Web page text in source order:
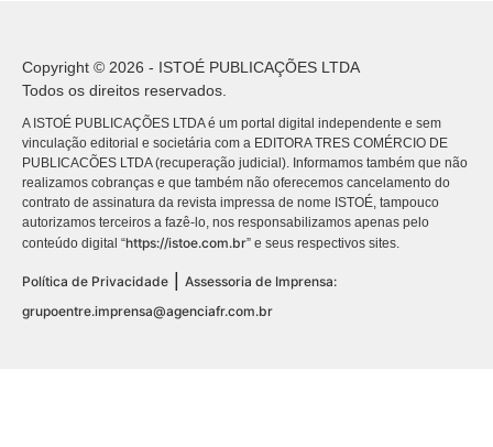
Copyright © 2026 - ISTOÉ PUBLICAÇÕES LTDA
Todos os direitos reservados.
A ISTOÉ PUBLICAÇÕES LTDA é um portal digital independente e sem
vinculação editorial e societária com a EDITORA TRES COMÉRCIO DE
PUBLICACÕES LTDA (recuperação judicial). Informamos também que não
realizamos cobranças e que também não oferecemos cancelamento do
contrato de assinatura da revista impressa de nome ISTOÉ, tampouco
autorizamos terceiros a fazê-lo, nos responsabilizamos apenas pelo
conteúdo digital “https://istoe.com.br” e seus respectivos sites.
Política de Privacidade
Assessoria de Imprensa:
grupoentre.imprensa@agenciafr.com.br